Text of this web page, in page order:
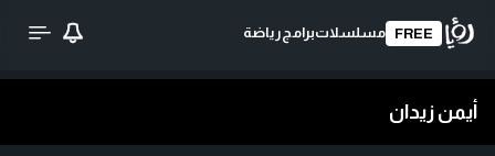
FREE مسلسلاتبرامج رياضة
أيمن زيدان